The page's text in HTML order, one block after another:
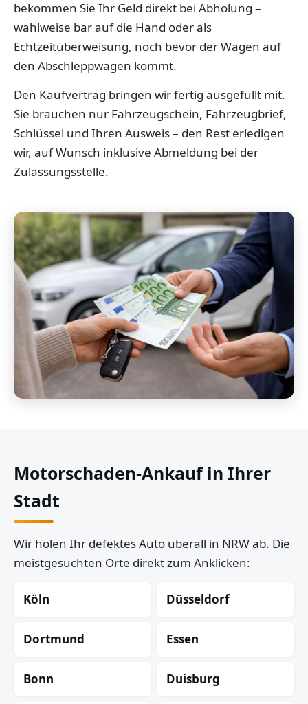
bekommen Sie Ihr Geld direkt bei Abholung –
wahlweise bar auf die Hand oder als
Echtzeitüberweisung, noch bevor der Wagen auf
den Abschleppwagen kommt.
Den Kaufvertrag bringen wir fertig ausgefüllt mit.
Sie brauchen nur Fahrzeugschein, Fahrzeugbrief,
Schlüssel und Ihren Ausweis – den Rest erledigen
wir, auf Wunsch inklusive Abmeldung bei der
Zulassungsstelle.
Motorschaden-Ankauf in Ihrer
Stadt
Wir holen Ihr defektes Auto überall in NRW ab. Die
meistgesuchten Orte direkt zum Anklicken:
Köln Düsseldorf
Dortmund Essen
Bonn Duisburg